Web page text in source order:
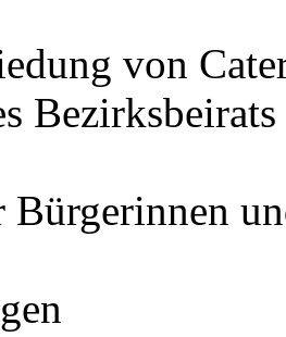
von
Bezirksbeirats
Bürgerinnen